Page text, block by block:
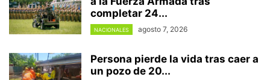
completar 24...
NACIONALES agosto 7, 2026
Persona pierde la vida tras caer a
un pozo de 20...